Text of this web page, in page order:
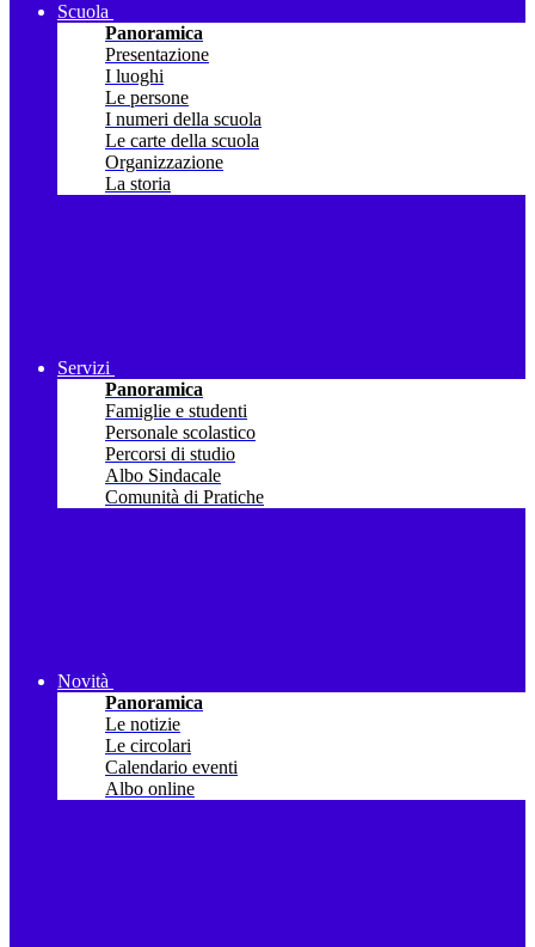
Scuola
Panoramica
Presentazione
I luoghi
Le persone
I numeri della scuola
Le carte della scuola
Organizzazione
La storia
Servizi
Panoramica
Famiglie e studenti
Personale scolastico
Percorsi di studio
Albo Sindacale
Comunità di Pratiche
Novità
Panoramica
Le notizie
Le circolari
Calendario eventi
Albo online